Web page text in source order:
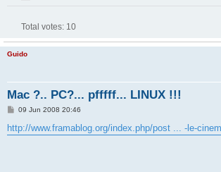
Total votes: 10
Guido
Mac ?.. PC?... pfffff... LINUX !!!
P
s
t
09 Jun 2008 20:46
http://www.framablog.org/index.php/post ... -le-